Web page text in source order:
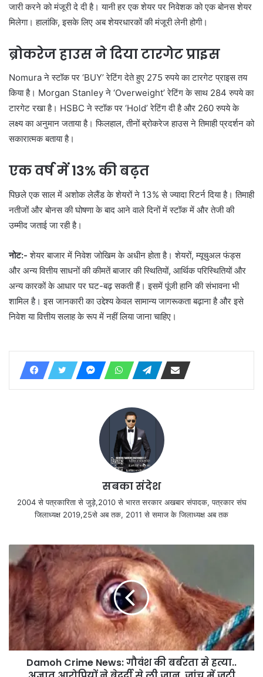
जारी करने को मंजूरी दे दी है। यानी हर एक शेयर पर निवेशक को एक बोनस शेयर
मिलेगा। हालांकि, इसके लिए अब शेयरधारकों की मंजूरी लेनी होगी।
ब्रोकरेज हाउस ने दिया टारगेट प्राइस
Nomura ने स्टॉक पर ‘BUY’ रेटिंग देते हुए 275 रुपये का टारगेट प्राइस तय
किया है। Morgan Stanley ने ‘Overweight’ रेटिंग के साथ 284 रुपये का
टारगेट रखा है। HSBC ने स्टॉक पर ‘Hold’ रेटिंग दी है और 260 रुपये के
लक्ष्य का अनुमान जताया है। फिलहाल, तीनों ब्रोकरेज हाउस ने तिमाही प्रदर्शन को
सकारात्मक बताया है।
एक वर्ष में 13% की बढ़त
पिछले एक साल में अशोक लेलैंड के शेयरों ने 13% से ज्यादा रिटर्न दिया है। तिमाही
नतीजों और बोनस की घोषणा के बाद आने वाले दिनों में स्टॉक में और तेजी की
उम्मीद जताई जा रही है।
नोट:- शेयर बाजार में निवेश जोखिम के अधीन होता है। शेयरों, म्यूचुअल फंड्स
और अन्य वित्तीय साधनों की कीमतें बाजार की स्थितियों, आर्थिक परिस्थितियों और
अन्य कारकों के आधार पर घट-बढ़ सकती हैं। इसमें पूंजी हानि की संभावना भी
शामिल है। इस जानकारी का उद्देश्य केवल सामान्य जागरूकता बढ़ाना है और इसे
निवेश या वित्तीय सलाह के रूप में नहीं लिया जाना चाहिए।
सबका संदेश
2004 से पत्रकारिता से जुड़े,2010 से भारत सरकार अखबार संपादक, पत्रकार संघ
जिलाध्यक्ष 2019,25से अब तक, 2011 से समाज के जिलाध्यक्ष अब तक
Damoh Crime News: गौवंश की बर्बरता से हत्या..